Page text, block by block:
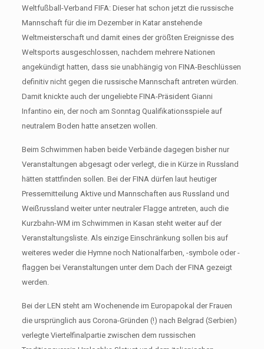
Weltfußball-Verband FIFA: Dieser hat schon jetzt die russische
Mannschaft für die im Dezember in Katar anstehende
Weltmeisterschaft und damit eines der größten Ereignisse des
Weltsports ausgeschlossen, nachdem mehrere Nationen
angekündigt hatten, dass sie unabhängig von FINA-Beschlüssen
definitiv nicht gegen die russische Mannschaft antreten würden.
Damit knickte auch der ungeliebte FINA-Präsident Gianni
Infantino ein, der noch am Sonntag Qualifikationsspiele auf
neutralem Boden hatte ansetzen wollen.
Beim Schwimmen haben beide Verbände dagegen bisher nur
Veranstaltungen abgesagt oder verlegt, die in Kürze in Russland
hätten stattfinden sollen. Bei der FINA dürfen laut heutiger
Pressemitteilung Aktive und Mannschaften aus Russland und
Weißrussland weiter unter neutraler Flagge antreten, auch die
Kurzbahn-WM im Schwimmen in Kasan steht weiter auf der
Veranstaltungsliste. Als einzige Einschränkung sollen bis auf
weiteres weder die Hymne noch Nationalfarben, -symbole oder -
flaggen bei Veranstaltungen unter dem Dach der FINA gezeigt
werden.
Bei der LEN steht am Wochenende im Europapokal der Frauen
die ursprünglich aus Corona-Gründen (!) nach Belgrad (Serbien)
verlegte Viertelfinalpartie zwischen dem russischen